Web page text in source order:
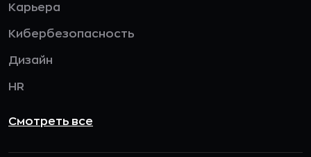
Карьера
Кибербезопасность
Дизайн
HR
Смотреть все